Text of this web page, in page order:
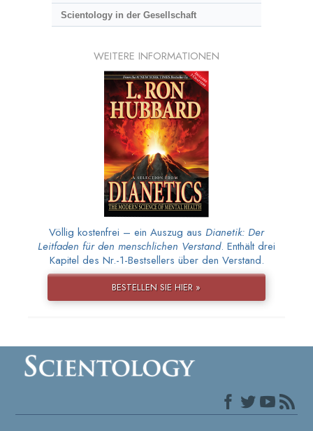
Scientology in der Gesellschaft
WEITERE INFORMATIONEN
Völlig kostenfrei – ein Auszug aus Dianetik: Der
Leitfaden für den menschlichen Verstand. Enthält drei
Kapitel des Nr.-1-Bestsellers über den Verstand.
BESTELLEN SIE HIER »